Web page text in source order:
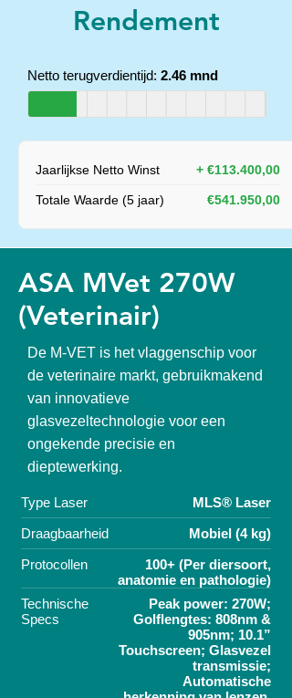
Rendement
Netto terugverdientijd: 2.46 mnd
Jaarlijkse Netto Winst + €113.400,00
Totale Waarde (5 jaar) €541.950,00
ASA MVet 270W
(Veterinair)
De M-VET is het vlaggenschip voor
de veterinaire markt, gebruikmakend
van innovatieve
glasvezeltechnologie voor een
ongekende precisie en
dieptewerking.
Type Laser
MLS® Laser
Draagbaarheid
Mobiel (4 kg)
Protocollen
100+ (Per diersoort,
anatomie en pathologie)
Technische
Specs
Peak power: 270W;
Golflengtes: 808nm &
905nm; 10.1”
Touchscreen; Glasvezel
transmissie;
Automatische